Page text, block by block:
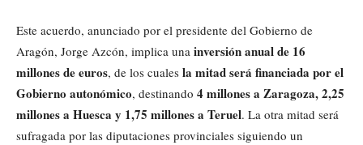
Este acuerdo, anunciado por el presidente del Gobierno de
Aragón, Jorge Azcón, implica una inversión anual de 16
millones de euros, de los cuales la mitad será financiada por el
Gobierno autonómico, destinando 4 millones a Zaragoza, 2,25
millones a Huesca y 1,75 millones a Teruel. La otra mitad será
sufragada por las diputaciones provinciales siguiendo un